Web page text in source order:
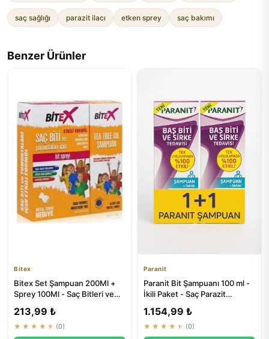
saç sağlığı parazit ilacı etken sprey saç bakımı
Benzer Ürünler
Bitex
Bitex Set Şampuan 200Ml +
Sprey 100Ml - Saç Bitleri ve
213,99 ₺
★★★★★ (0)
Paranit
Paranit Bit Şampuanı 100 ml -
İkili Paket - Saç Parazit
1.154,99 ₺
★★★★★ (0)